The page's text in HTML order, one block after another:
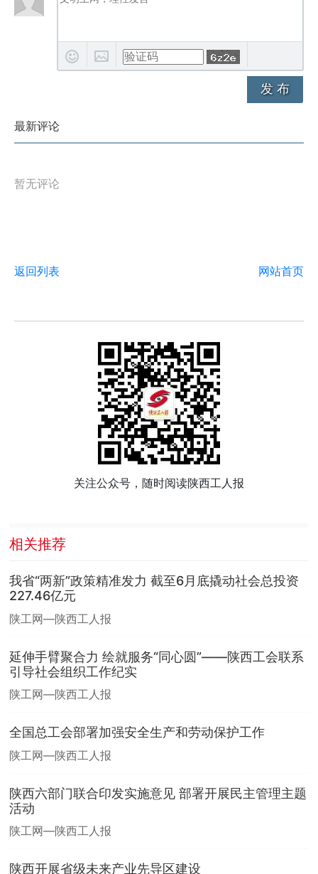
发 布
最新评论
暂无评论
返回列表 网站首页
关注公众号，随时阅读陕西工人报
相关推荐
我省“两新”政策精准发力 截至6月底撬动社会总投资
227.46亿元
陕工网—陕西工人报
延伸手臂聚合力 绘就服务“同心圆”——陕西工会联系
引导社会组织工作纪实
陕工网—陕西工人报
全国总工会部署加强安全生产和劳动保护工作
陕工网—陕西工人报
陕西六部门联合印发实施意见 部署开展民主管理主题
活动
陕工网—陕西工人报
陕西开展省级未来产业先导区建设